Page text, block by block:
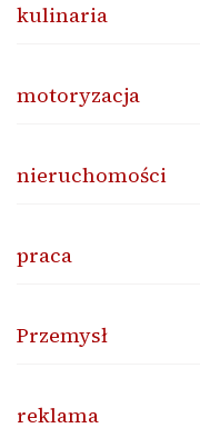
kulinaria
motoryzacja
nieruchomości
praca
Przemysł
reklama